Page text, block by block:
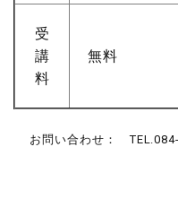
受
講
料
無料
お問い合わせ：